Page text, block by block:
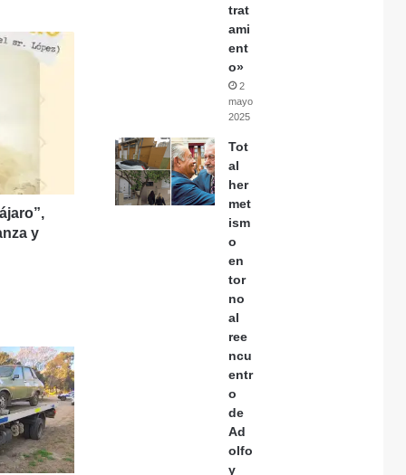
y
trat
ami
ent
o»
2
mayo,
2025
Tot
al
her
met
ism
o
en
tor
no
al
ree
ncu
entr
o
de
Ad
olfo
y